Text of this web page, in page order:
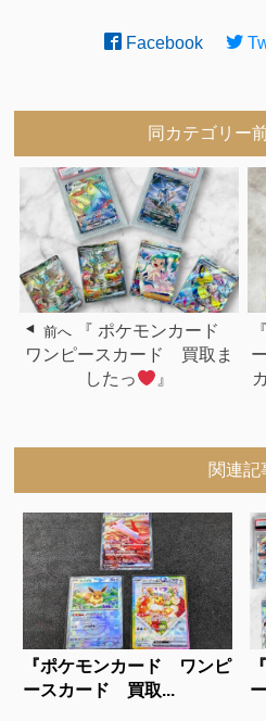
Facebook
同カテゴリー
前へ
『 ポケモンカード
ワンピースカード 買取ま
したっ
』
関連記
『ポケモンカード ワンピ
ースカード 買取...